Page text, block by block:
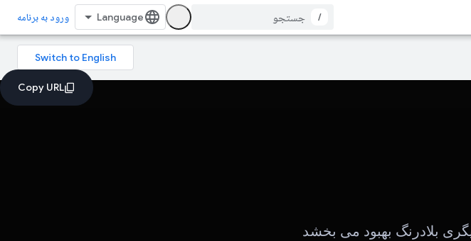
/ ورود به برنامه
بلادرنگ بهبود می بخشد